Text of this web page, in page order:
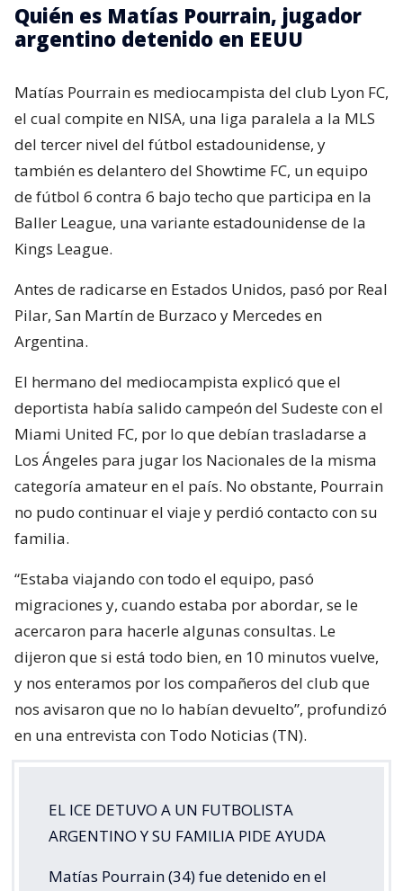
Quién es Matías Pourrain, jugador
argentino detenido en EEUU
Matías Pourrain es mediocampista del club Lyon FC,
el cual compite en NISA, una liga paralela a la MLS
del tercer nivel del fútbol estadounidense, y
también es delantero del Showtime FC, un equipo
de fútbol 6 contra 6 bajo techo que participa en la
Baller League, una variante estadounidense de la
Kings League.
Antes de radicarse en Estados Unidos, pasó por Real
Pilar, San Martín de Burzaco y Mercedes en
Argentina.
El hermano del mediocampista explicó que el
deportista había salido campeón del Sudeste con el
Miami United FC, por lo que debían trasladarse a
Los Ángeles para jugar los Nacionales de la misma
categoría amateur en el país. No obstante, Pourrain
no pudo continuar el viaje y perdió contacto con su
familia.
“Estaba viajando con todo el equipo, pasó
migraciones y, cuando estaba por abordar, se le
acercaron para hacerle algunas consultas. Le
dijeron que si está todo bien, en 10 minutos vuelve,
y nos enteramos por los compañeros del club que
nos avisaron que no lo habían devuelto”, profundizó
en una entrevista con Todo Noticias (TN).
EL ICE DETUVO A UN FUTBOLISTA
ARGENTINO Y SU FAMILIA PIDE AYUDA
Matías Pourrain (34) fue detenido en el